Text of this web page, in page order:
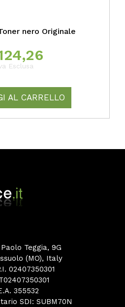
nero Originale
Esclusa
AL CARRELLO
Teggia, 9G
(MO), Italy
02407350301
355532
SDI: SUBM70N